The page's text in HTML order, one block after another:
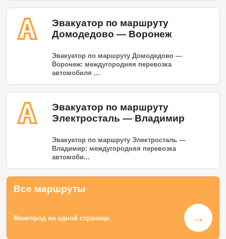
Эвакуатор по маршруту
Домодедово — Воронеж
Эвакуатор по маршруту Домодедово —
Воронеж: междугородняя перевозка
автомобиля ...
Эвакуатор по маршруту
Электросталь — Владимир
Эвакуатор по маршруту Электросталь —
Владимир: междугородняя перевозка
автомоби...
Все маршруты
Межгород на одной странице →